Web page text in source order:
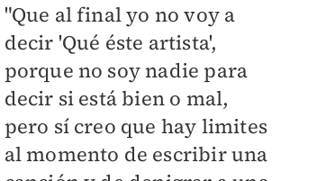
"Que al final yo no voy a
decir 'Qué éste artista',
porque no soy nadie para
decir si está bien o mal,
pero sí creo que hay limites
al momento de escribir una